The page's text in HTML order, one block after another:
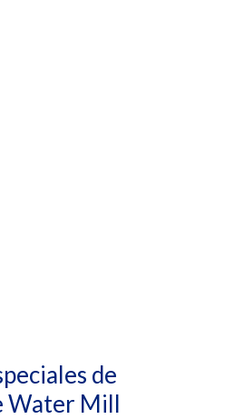
de
Water Mill